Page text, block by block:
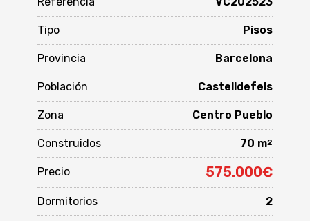
Tipo Pisos
Provincia Barcelona
Población Castelldefels
Zona Centro Pueblo
Construidos 70 m2
Precio 575.000€
Dormitorios 2